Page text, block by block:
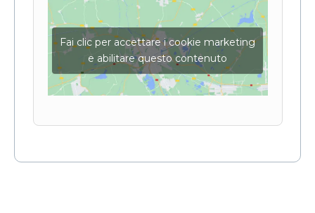
Fai clic per accettare i cookie marketing
e abilitare questo contenuto